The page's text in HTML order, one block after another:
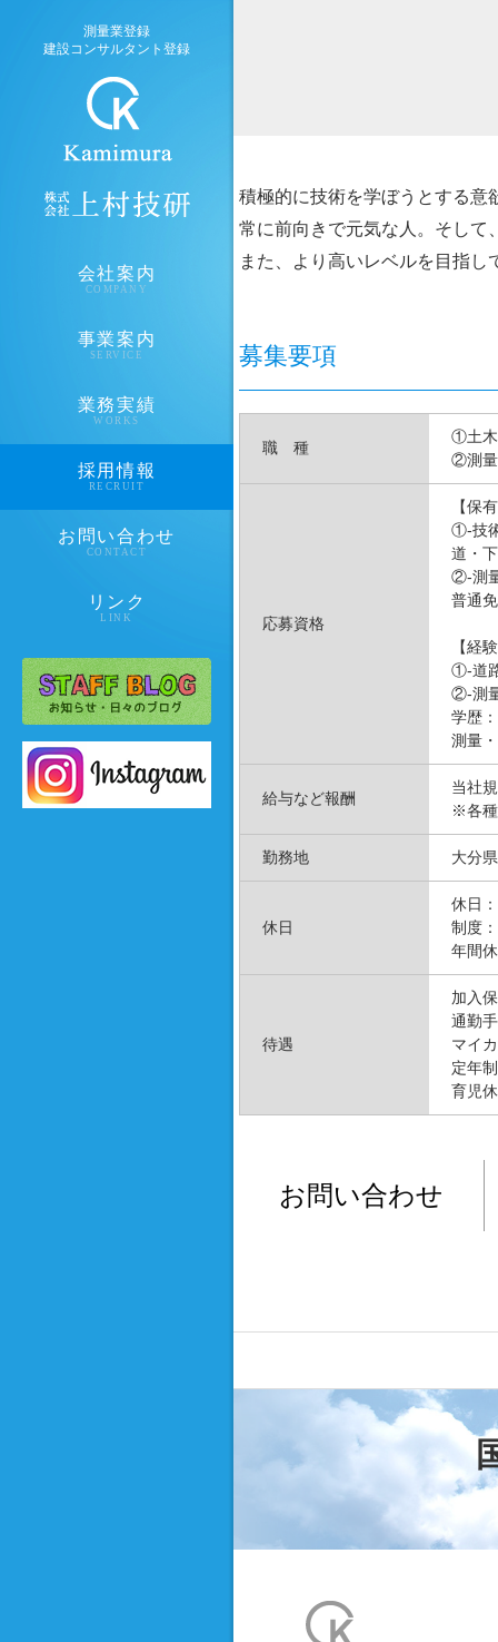
測量業登録
建設コンサルタント登録
会社案内
COMPANY
事業案内
SERVICE
業務実績
WORKS
採用情報
RECRUIT
お問い合わせ
CONTACT
リンク
LINK
積極的に技術を学ぼうとする意
常に前向きで元気な人。そして
また、より高いレベルを目指
募集要項
職 種
①土木
②測
応募資格
【保
①-技
道・
②-測
普通
【経
①-道
②-測
学歴
測量
給与など報酬
当社
※各種
勤務地 大分県
休日
休日
制度
年間
待遇
加入
通勤
マイ
定年
育児
お問い合わせ